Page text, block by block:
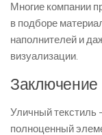
Многие компании
в подборе
наполнителей и
визуализации.
Заключение
Уличный текстиль
полноценный